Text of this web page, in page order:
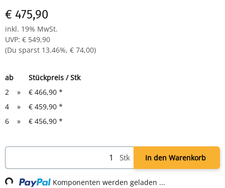
Sitzhöhe: 47,5 - 61,5 cm, Multifunktionsrollen
Maße: 990-1135 x 485 x 440 mm (HxBxT)
€ 475,90
inkl. 19% MwSt.
UVP: € 549,90
(Du sparst 13.46%, € 74,00)
ab
Stückpreis / Stk
2
» € 466,90 *
4
» € 459,90 *
6
» € 456,90 *
Stk In den Warenkorb
Loading... Komponenten werden geladen ...